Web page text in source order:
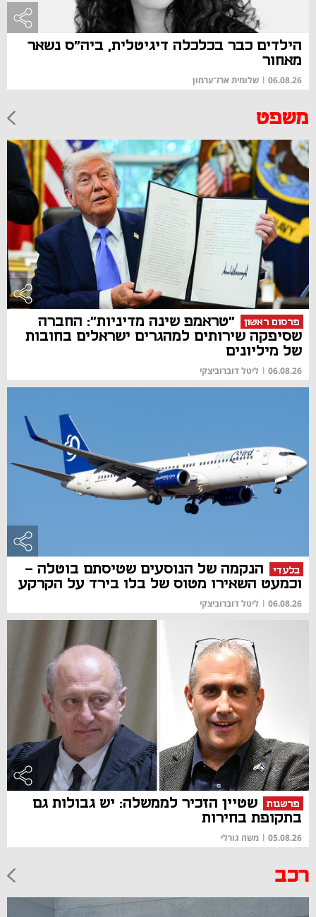
הילדים כבר בכלכלה דיגיטלית, ביה"ס נשאר
מאחור
06.08.26
| שלומית ארז־ערמון
משפט
פרסום ראשון
"טראמפ שינה מדיניות": החברה
שסיפקה שירותים למהגרים ישראלים בחובות
של מיליונים
06.08.26
| ליטל דוברוביצקי
בלעדי
הנקמה של הנוסעים שטיסתם בוטלה -
וכמעט השאירו מטוס של בלו בירד על הקרקע
06.08.26
| ליטל דוברוביצקי
פרשנות
שטיין הזכיר לממשלה: יש גבולות גם
בתקופת בחירות
05.08.26
| משה גורלי
רכב